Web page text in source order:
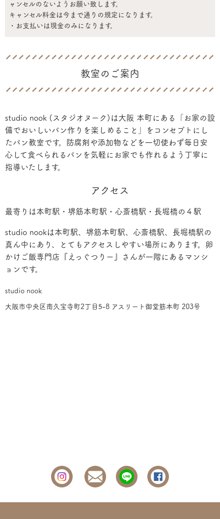
ャンセルのないようお願い致します。
キャンセル料金は今まで通りの規定になります。
・お支払いは現金のみになります。
教室のご案内
studio nook (スタジオヌーク)は大阪 本町にある「お家の設
備でおいしいパン作りを楽しめること」をコンセプトにし
たパン教室です。防腐剤や添加物などを一切使わず毎日安
心して食べられるパンを気軽にお家でも作れるよう丁寧に
指導いたします。
アクセス
最寄りは本町駅・堺筋本町駅・心斎橋駅・長堀橋の４駅
studio nookは本町駅、堺筋本町駅、心斎橋駅、長堀橋駅の
真ん中にあり、とてもアクセスしやすい場所にあります。卵
かけご飯専門店『えっぐつりー』さんが一階にあるマンシ
ョンです。
studio nook
大阪市中央区南久宝寺町2丁目5-8 アスリート御堂筋本町 203号